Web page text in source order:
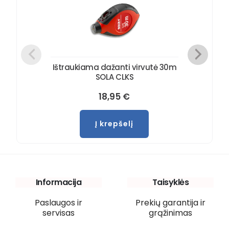
Ištraukiama dažanti virvutė 30m
SOLA CLKS
18,95 €
Į krepšelį
Informacija
Paslaugos ir
servisas
Taisyklės
Prekių garantija ir
grąžinimas